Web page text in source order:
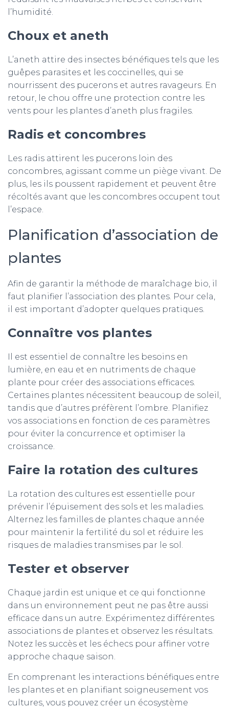
l’humidité.
Choux et aneth
L’aneth attire des insectes bénéfiques tels que les
guêpes parasites et les coccinelles, qui se
nourrissent des pucerons et autres ravageurs. En
retour, le chou offre une protection contre les
vents pour les plantes d’aneth plus fragiles.
Radis et concombres
Les radis attirent les pucerons loin des
concombres, agissant comme un piège vivant. De
plus, les ils poussent rapidement et peuvent être
récoltés avant que les concombres occupent tout
l’espace.
Planification d’association de
plantes
Afin de garantir la méthode de maraîchage bio, il
faut planifier l’association des plantes. Pour cela,
il est important d’adopter quelques pratiques.
Connaître vos plantes
Il est essentiel de connaître les besoins en
lumière, en eau et en nutriments de chaque
plante pour créer des associations efficaces.
Certaines plantes nécessitent beaucoup de soleil,
tandis que d’autres préfèrent l’ombre. Planifiez
vos associations en fonction de ces paramètres
pour éviter la concurrence et optimiser la
croissance.
Faire la rotation des cultures
La rotation des cultures est essentielle pour
prévenir l’épuisement des sols et les maladies.
Alternez les familles de plantes chaque année
pour maintenir la fertilité du sol et réduire les
risques de maladies transmises par le sol.
Tester et observer
Chaque jardin est unique et ce qui fonctionne
dans un environnement peut ne pas être aussi
efficace dans un autre. Expérimentez différentes
associations de plantes et observez les résultats.
Notez les succès et les échecs pour affiner votre
approche chaque saison.
En comprenant les interactions bénéfiques entre
les plantes et en planifiant soigneusement vos
cultures, vous pouvez créer un écosystème